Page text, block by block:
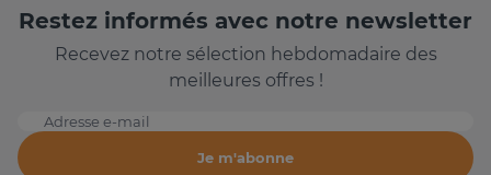
Restez informés avec notre newsletter
Recevez notre sélection hebdomadaire des
meilleures offres !
Adresse e-mail
Je m'abonne